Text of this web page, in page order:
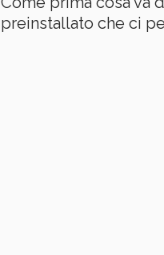
preinstallato che ci